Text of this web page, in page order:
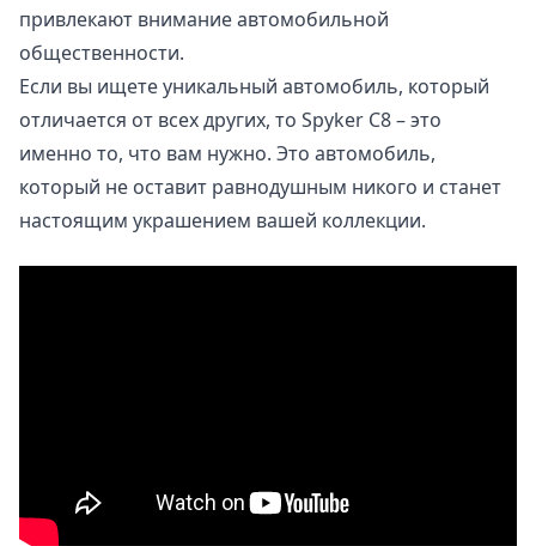
привлекают внимание автомобильной
общественности.
Если вы ищете уникальный автомобиль, который
отличается от всех других, то Spyker C8 – это
именно то, что вам нужно. Это автомобиль,
который не оставит равнодушным никого и станет
настоящим украшением вашей коллекции.